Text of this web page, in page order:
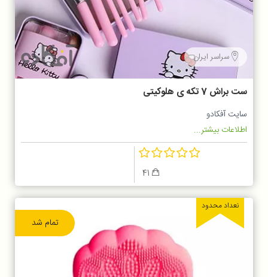
سراسر ایران
ست براش 7 تکه ی هلوکیتی
سایت آفکادو
اطلاعات بیشتر...
41
تمام شد
نعداد محدود